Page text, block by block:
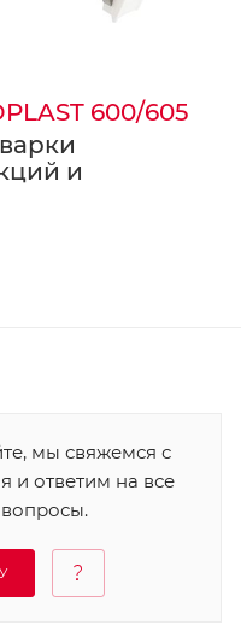
600/605
и
мы свяжемся с
и ответим на все